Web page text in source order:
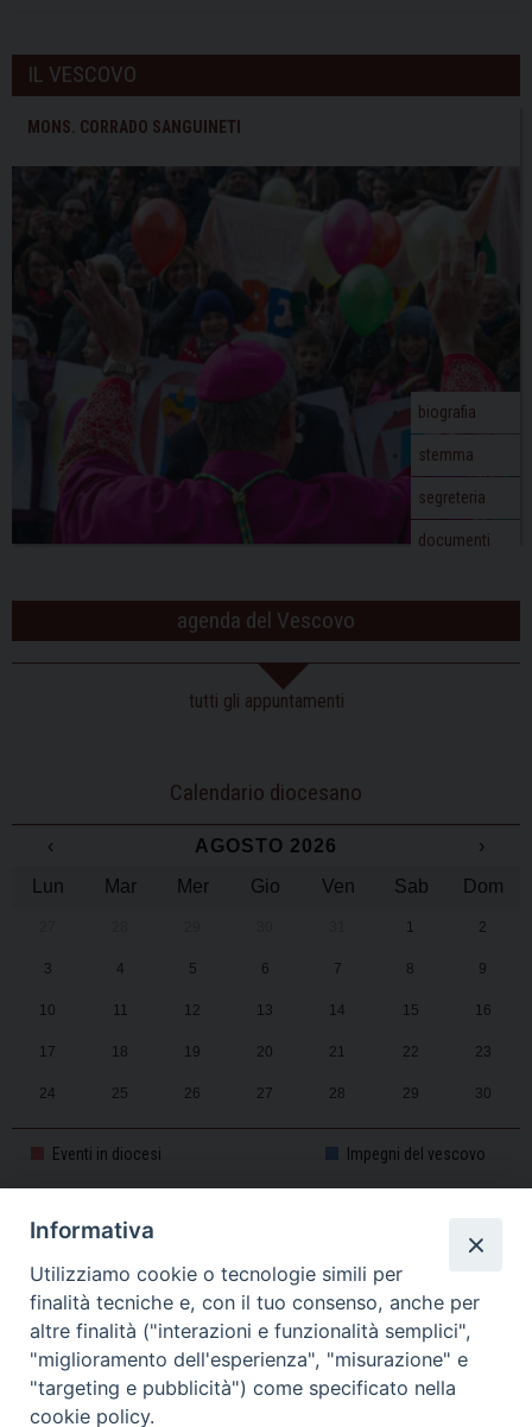
IL VESCOVO
MONS. CORRADO SANGUINETI
biografia
stemma
segreteria
documenti
agenda del Vescovo
tutti gli appuntamenti
Calendario diocesano
‹ AGOSTO 2026
›
Lun
Mar Mer Gio Ven Sab Dom
1 2
3 4 5 6 7 8 9
10 11 12 13 14 15 16
17 18 19 20 21 22 23
24 25 26 27 28 29 30
31 1 2 3 4 5 6
Eventi in diocesi Impegni del vescovo
CALENDARIO PASTORALE 2025-2026
Informativa
Utilizziamo cookie o tecnologie simili per
finalità tecniche e, con il tuo consenso, anche per
altre finalità ("interazioni e funzionalità semplici",
"miglioramento dell'esperienza", "misurazione" e
"targeting e pubblicità") come specificato nella
cookie policy.